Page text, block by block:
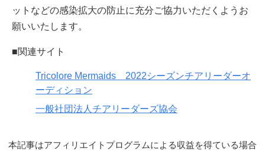
ットなどの感染拡大の防止に充分ご協力いただくようお
願いいたします。
■関連サイト
Tricolore Mermaids 2022シーズンチアリーダーオ
ーディション
一般社団法人チアリーダーズ協会
本記事はアフィリエイトプログラムによる収益を得ている場合